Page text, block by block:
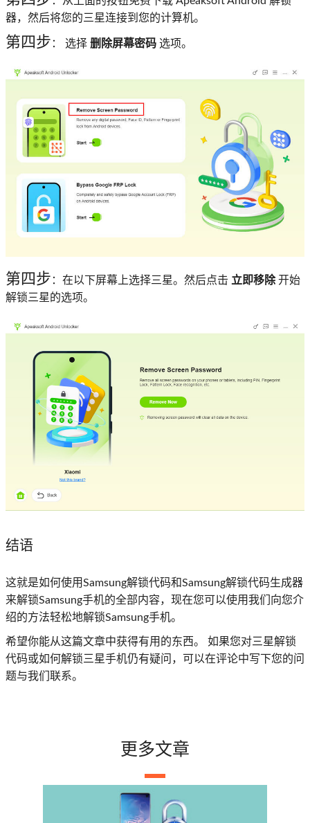
器，然后将您的三星连接到您的计算机。
第四步 ： 选择 删除屏幕密码 选项。
第四步 ：在以下屏幕上选择三星。然后点击 立即移除开始
解锁三星的选项。
结语
这就是如何使用Samsung解锁代码和Samsung解锁代码生成器
来解锁Samsung手机的全部内容，现在您可以使用我们向您介
绍的方法轻松地解锁Samsung手机。
希望你能从这篇文章中获得有用的东西。 如果您对三星解锁
代码或如何解锁三星手机仍有疑问，可以在评论中写下您的问
题与我们联系。
更多文章